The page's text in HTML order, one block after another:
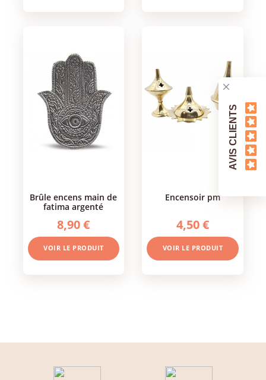
brûle encens main de
fatima argenté
8,90 €
VOIR LE PRODUIT
encensoir pm
4,50 €
VOIR LE PRODUIT
AVIS CLIENTS